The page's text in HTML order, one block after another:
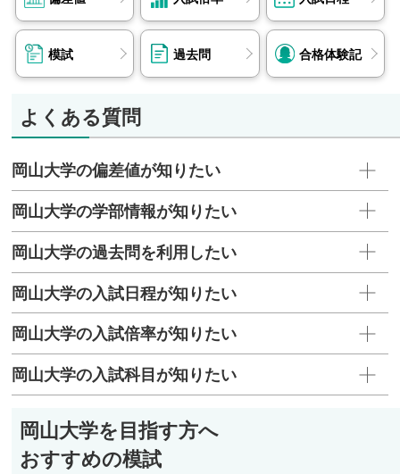
模試 過去問 合格体験記
よくある質問
岡山大学の偏差値が知りたい
岡山大学の学部情報が知りたい
岡山大学の過去問を利用したい
岡山大学の入試日程が知りたい
岡山大学の入試倍率が知りたい
岡山大学の入試科目が知りたい
岡山大学を目指す方へ
おすすめの模試